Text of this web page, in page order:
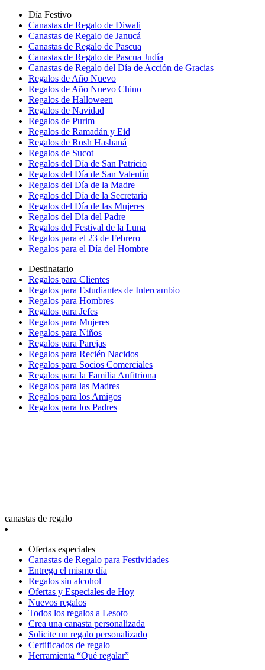
Día Festivo
Canastas de Regalo de Diwali
Canastas de Regalo de Janucá
Canastas de Regalo de Pascua
Canastas de Regalo de Pascua Judía
Canastas de Regalo del Día de Acción de Gracias
Regalos de Año Nuevo
Regalos de Año Nuevo Chino
Regalos de Halloween
Regalos de Navidad
Regalos de Purim
Regalos de Ramadán y Eid
Regalos de Rosh Hashaná
Regalos de Sucot
Regalos del Día de San Patricio
Regalos del Día de San Valentín
Regalos del Día de la Madre
Regalos del Día de la Secretaria
Regalos del Día de las Mujeres
Regalos del Día del Padre
Regalos del Festival de la Luna
Regalos para el 23 de Febrero
Regalos para el Día del Hombre
Destinatario
Regalos para Clientes
Regalos para Estudiantes de Intercambio
Regalos para Hombres
Regalos para Jefes
Regalos para Mujeres
Regalos para Niños
Regalos para Parejas
Regalos para Recién Nacidos
Regalos para Socios Comerciales
Regalos para la Familia Anfitriona
Regalos para las Madres
Regalos para los Amigos
Regalos para los Padres
canastas de regalo
Ofertas especiales
Canastas de Regalo para Festividades
Entrega el mismo día
Regalos sin alcohol
Ofertas y Especiales de Hoy
Nuevos regalos
Todos los regalos a Lesoto
Crea una canasta personalizada
Solicite un regalo personalizado
Certificados de regalo
Herramienta “Qué regalar”